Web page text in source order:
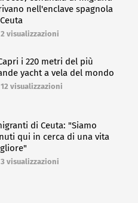
nell'enclave spagnola
2 visualizzazioni
i 220 metri del più
yacht a vela del mondo
12 visualizzazioni
di Ceuta: "Siamo
qui in cerca di una vita
3 visualizzazioni